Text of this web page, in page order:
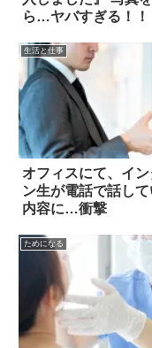
ら…ヤバすぎる！！
生活と仕事
オフィスにて、イ
ン生が電話で話して
内容に…衝撃
ためになる